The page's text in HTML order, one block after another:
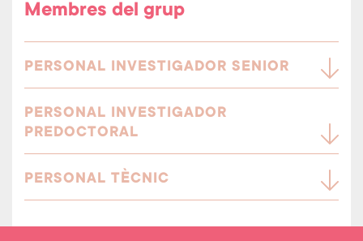
Membres del grup
PERSONAL INVESTIGADOR SENIOR
PERSONAL INVESTIGADOR
PREDOCTORAL
PERSONAL TÈCNIC